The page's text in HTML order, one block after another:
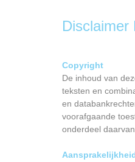
Disclaimer
Copyright
De inhoud van
teksten en
en
voorafgaande
onderdeel